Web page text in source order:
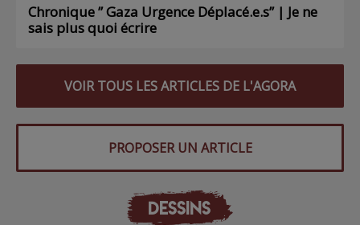
Chronique ” Gaza Urgence Déplacé.e.s” | Je ne
sais plus quoi écrire
VOIR TOUS LES ARTICLES DE L'AGORA
PROPOSER UN ARTICLE
DESSINS